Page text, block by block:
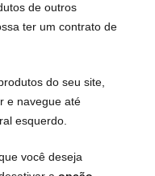
de outros
ter um contrato de
do seu site,
e navegue até
esquerdo.
você deseja